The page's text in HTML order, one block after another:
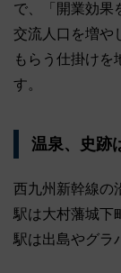
で、「開業効果
交流人口を増や
もらう仕掛けを
す。
温泉、史跡
西九州新幹線
駅は大村藩城下
駅は出島やグラ